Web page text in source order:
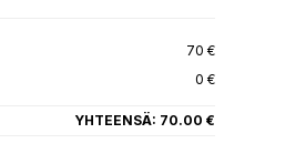
70 €
0 €
YHTEENSÄ: 70.00 €